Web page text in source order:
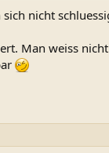
nicht
Man weiss